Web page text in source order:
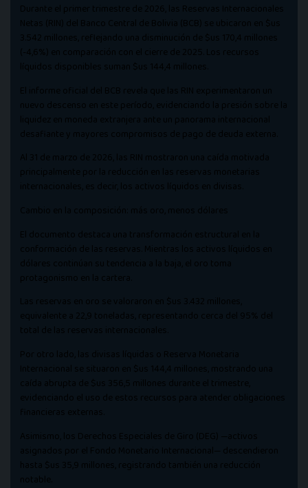
Durante el primer trimestre de 2026, las Reservas Internacionales
Netas (RIN) del Banco Central de Bolivia (BCB) se ubicaron en $us
3.542 millones, reflejando una disminución de $us 170,4 millones
(-4,6%) en comparación con el cierre de 2025. Los recursos
líquidos disponibles suman $us 144,4 millones.
El informe oficial del BCB revela que las RIN experimentaron un
nuevo descenso en este período, evidenciando la presión sobre la
liquidez en moneda extranjera ante un panorama internacional
desafiante y mayores compromisos de pago de deuda externa.
Al 31 de marzo de 2026, las RIN mostraron una caída motivada
principalmente por la reducción en las reservas monetarias
internacionales, es decir, los activos líquidos en divisas.
Cambio en la composición: más oro, menos dólares
El documento destaca una transformación estructural en la
conformación de las reservas. Mientras los activos líquidos en
dólares continúan su tendencia a la baja, el oro toma
protagonismo en la cartera.
Las reservas en oro se valoraron en $us 3.432 millones,
equivalente a 22,9 toneladas, representando cerca del 95% del
total de las reservas internacionales.
Por otro lado, las divisas líquidas o Reserva Monetaria
Internacional se situaron en $us 144,4 millones, mostrando una
caída abrupta de $us 356,5 millones durante el trimestre,
evidenciando el uso de estos recursos para atender obligaciones
financieras externas.
Asimismo, los Derechos Especiales de Giro (DEG) —activos
asignados por el Fondo Monetario Internacional— descendieron
hasta $us 35,9 millones, registrando también una reducción
notable.